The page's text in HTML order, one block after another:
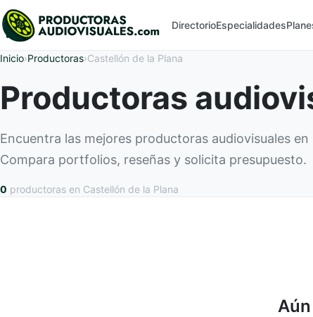
DirectorioEspecialidades
Inicio›Productoras›Castellón de la Plana
Productoras
Encuentra las mejores productoras audiovisuales en
Compara portfolios, reseñas y solicita presupuesto.
0 productoras en Castellón de la Plana